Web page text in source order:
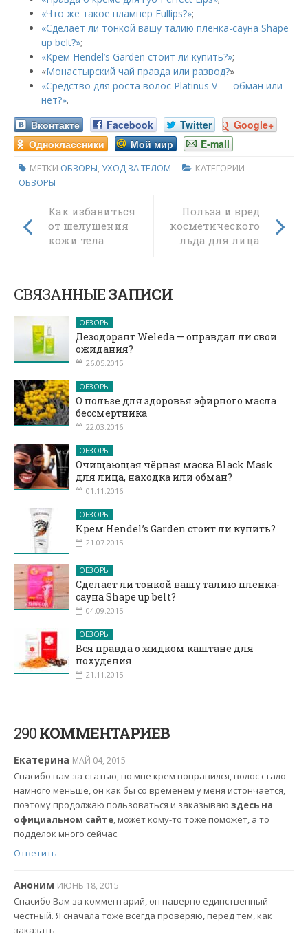
«Что же такое плампер Fullips?»;
«Сделает ли тонкой вашу талию пленка-сауна Shape
up belt?»;
«Крем Hendel’s Garden стоит ли купить?»;
«Монастырский чай правда или развод?»
«Средство для роста волос Platinus V — обман или
нет?».
Вконтакте Facebook Twitter
Google+
Одноклассники
Мой мир E-mail
МЕТКИ ОБЗОРЫ,УХОД ЗА ТЕЛОМ
КАТЕГОРИИ
ОБЗОРЫ
Как избавиться
от шелушения
кожи тела
Польза и вред
косметического
льда для лица
СВЯЗАННЫЕЗАПИСИ
ОБЗОРЫ
Дезодорант Weleda — оправдал ли свои
ожидания?
26.05.2015
ОБЗОРЫ
О пользе для здоровья эфирного масла
бессмертника
22.03.2016
ОБЗОРЫ
Очищающая чёрная маска Black Mask
для лица, находка или обман?
01.11.2016
ОБЗОРЫ
Крем Hendel’s Garden стоит ли купить?
21.07.2015
ОБЗОРЫ
Сделает ли тонкой вашу талию пленка-
сауна Shape up belt?
04.09.2015
ОБЗОРЫ
Вся правда о жидком каштане для
похудения
21.11.2015
290КОММЕНТАРИЕВ
Екатерина МАЙ 04, 2015
Спасибо вам за статью, но мне крем понравился, волос стало
намного меньше, он как бы со временем у меня истончается,
поэтому продолжаю пользоваться и заказываю здесь на
официальном сайте, может кому-то тоже поможет, а то
подделок много сейчас.
Ответить
Аноним ИЮНЬ 18, 2015
Спасибо Вам за комментарий, он наверно единственный
честный. Я сначала тоже всегда проверяю, перед тем, как
заказать